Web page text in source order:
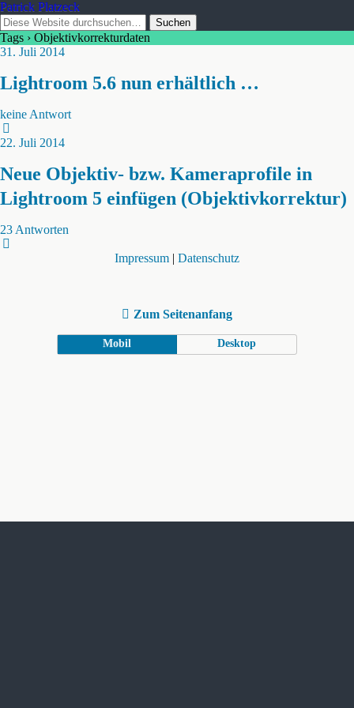
Patrick Platzeck
Tags › Objektivkorrekturdaten
31. Juli 2014
Lightroom 5.6 nun erhältlich …
keine Antwort
22. Juli 2014
Neue Objektiv- bzw. Kameraprofile in
Lightroom 5 einfügen (Objektivkorrektur)
23 Antworten
Impressum | Datenschutz
Zum Seitenanfang
Mobil Desktop